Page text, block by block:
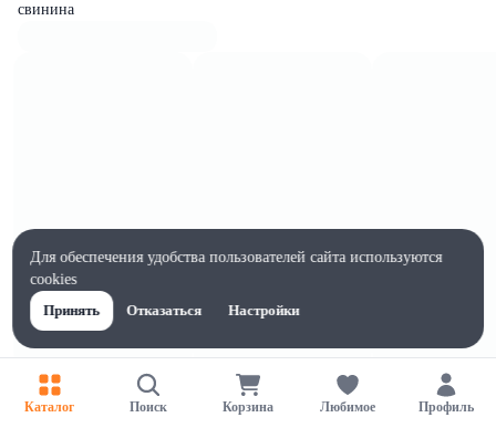
свинина
Характеристики
Жиры на 100г, г
Каталог Поиск Корзина Любимое Профиль
Для обеспечения удобства пользователей сайта используются
cookies
Принять
Отказаться Настройки